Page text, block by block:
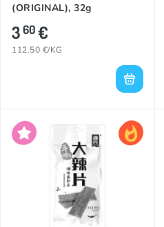
(ORIGINAL), 32g
360€
112.50 €/KG